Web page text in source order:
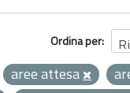
Ordina per
aree attesa